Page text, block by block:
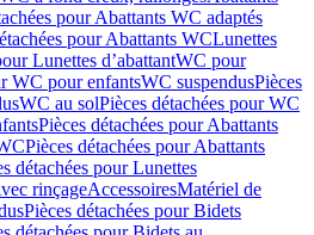
pour Abattants WC adaptés
pour Abattants WCLunettes
Lunettes d’abattantWC pour
WC pour enfantsWC suspendusPièces
WC au solPièces détachées pour WC
Pièces détachées pour Abattants
Pièces détachées pour Abattants
détachées pour Lunettes
rinçageAccessoiresMatériel de
Pièces détachées pour Bidets